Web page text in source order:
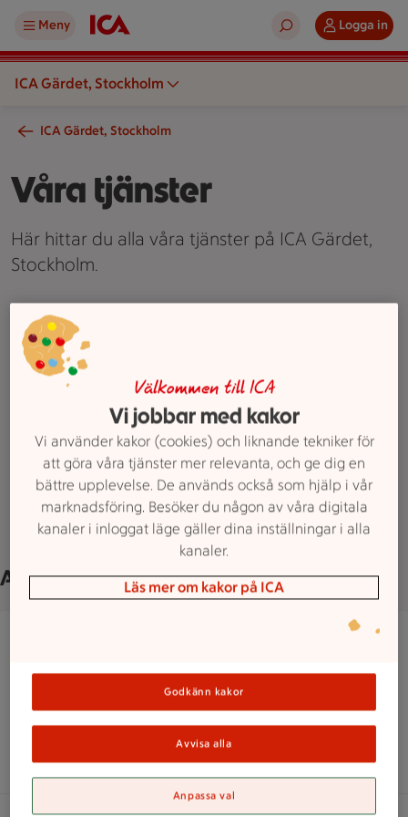
Meny Logga in
ICA Gärdet, Stockholm
ICA Gärdet, Stockholm
Våra tjänster
Här hittar du alla våra tjänster på ICA Gärdet,
Stockholm.
Två äldre personer står vid en kundvagn i en mataffär och
Seniorrabatt
Våra tjänster
På ICA Gärdet, Stockholm värnar vi om våra seniorer
och erbjuder rabatt på utvalda dagar. Ett uppskattat
erbjudande för dig som vill handla och få mer för
pengarna.
Frimärkesombud
Allmänt om butiken
ICA Gärdet, Stockholm har stängt, öppnar
StängtÖppnar 7
Hitta hit 08 6624353 Mejla butiken
Dölj butiksinfo
Välkommen till ICA
Vi jobbar med kakor
Vi använder kakor (cookies) och liknande tekniker för
att göra våra tjänster mer relevanta, och ge dig en
bättre upplevelse. De används också som hjälp i vår
marknadsföring. Besöker du någon av våra digitala
kanaler i inloggat läge gäller dina inställningar i alla
kanaler.
Läs mer om kakor på ICA
Godkänn kakor
Avvisa alla
Anpassa val